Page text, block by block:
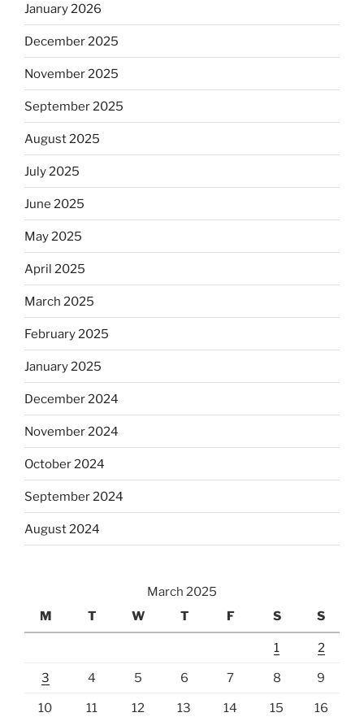
January 2026
December 2025
November 2025
September 2025
August 2025
July 2025
June 2025
May 2025
April 2025
March 2025
February 2025
January 2025
December 2024
November 2024
October 2024
September 2024
August 2024
March 2025
M
T W T F S S
1 2
3 4 5 6 7 8 9
10 11 12 13 14 15 16